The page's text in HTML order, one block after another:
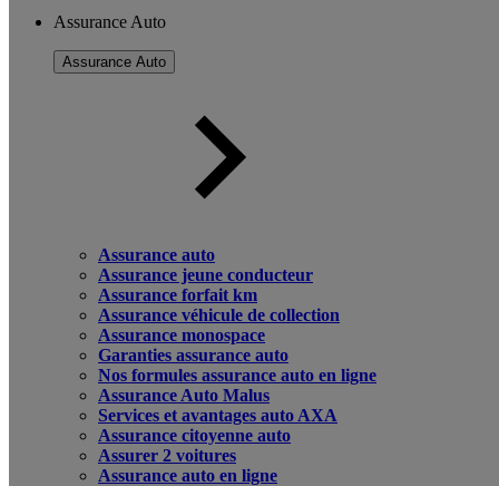
Assurance Auto
Assurance Auto
Assurance auto
Assurance jeune conducteur
Assurance forfait km
Assurance véhicule de collection
Assurance monospace
Garanties assurance auto
Nos formules assurance auto en ligne
Assurance Auto Malus
Services et avantages auto AXA
Assurance citoyenne auto
Assurer 2 voitures
Assurance auto en ligne